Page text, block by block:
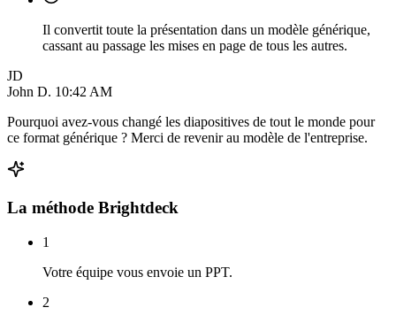
Il convertit toute la présentation dans un modèle générique,
cassant au passage les mises en page de tous les autres.
JD
John D. 10:42 AM
Pourquoi avez-vous changé les diapositives de tout le monde pour
ce format générique ? Merci de revenir au modèle de l'entreprise.
La méthode Brightdeck
1
Votre équipe vous envoie un PPT.
2